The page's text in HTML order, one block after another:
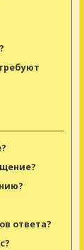
ответа?